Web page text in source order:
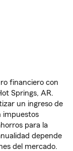
financiero con
Springs, AR.
un ingreso de
impuestos
para la
depende
del mercado.